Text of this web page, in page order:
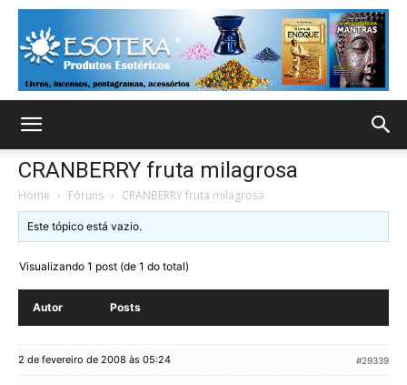
CRANBERRY fruta milagrosa
Home › Fóruns › CRANBERRY fruta milagrosa
Este tópico está vazio.
Visualizando 1 post (de 1 do total)
Autor Posts
2 de fevereiro de 2008 às 05:24 #29339